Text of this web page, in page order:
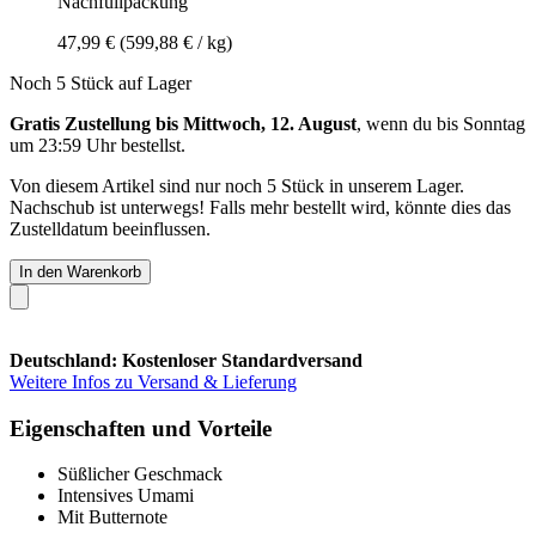
47,99 € (599,88 € / kg)
Noch 5 Stück auf Lager
Gratis Zustellung bis Mittwoch, 12. August, wenn du bis Sonntag
um 23:59 Uhrbestellst.
Von diesem Artikel sind nur noch 5 Stück in unserem Lager.
Nachschub ist unterwegs! Falls mehr bestellt wird, könnte dies das
Zustelldatum beeinflussen.
In den Warenkorb
Deutschland: Kostenloser Standardversand
Weitere Infos zu Versand & Lieferung
Eigenschaften und Vorteile
Süßlicher Geschmack
Intensives Umami
Mit Butternote